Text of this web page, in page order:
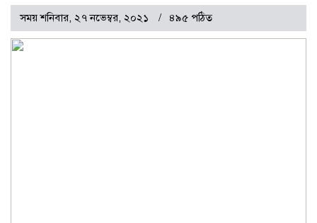
সময় শনিবার, ২৭ নভেম্বর, ২০২১ ৪৯৫ পঠিত